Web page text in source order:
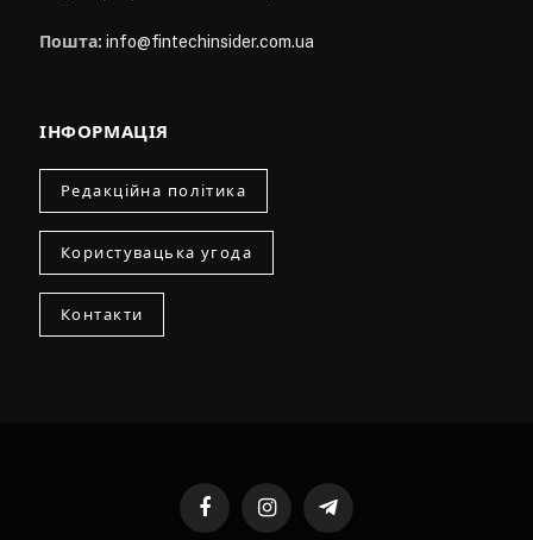
Пошта: info@fintechinsider.com.ua
ІНФОРМАЦІЯ
Редакційна політика
Користувацька угода
Контакти
FacebookInstagramTelegram